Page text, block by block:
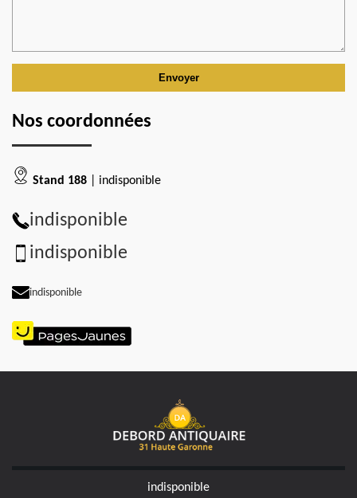
Nos coordonnées
Stand 188 | indisponible
indisponible
indisponible
indisponible
indisponible